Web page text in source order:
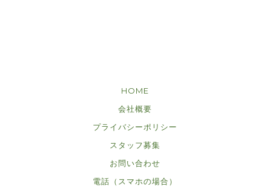
HOME
会社概要
プライバシーポリシー
スタッフ募集
お問い合わせ
電話（スマホの場合）